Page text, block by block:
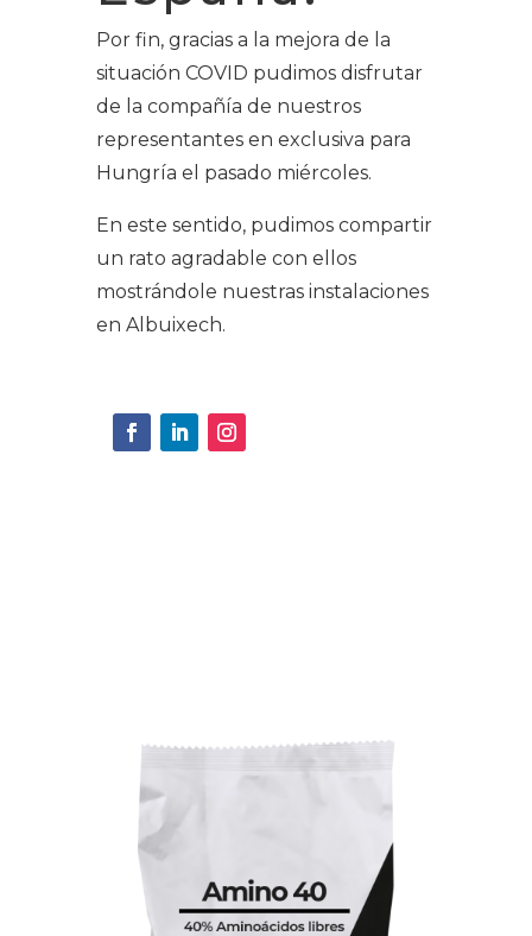
Por fin, gracias a la mejora de la
situación COVID pudimos disfrutar
de la compañía de nuestros
representantes en exclusiva para
Hungría el pasado miércoles.
En este sentido, pudimos compartir
un rato agradable con ellos
mostrándole nuestras instalaciones
en Albuixech.